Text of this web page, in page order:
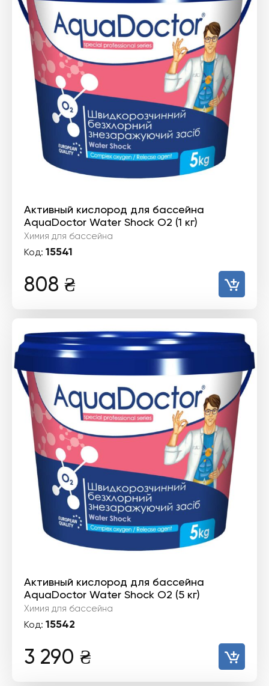
Активный кислород для бассейна
AquaDoctor Water Shock О2 (1 кг)
Химия для бассейна
Код: 15541
808 ₴
Активный кислород для бассейна
AquaDoctor Water Shock О2 (5 кг)
Химия для бассейна
Код: 15542
3 290 ₴